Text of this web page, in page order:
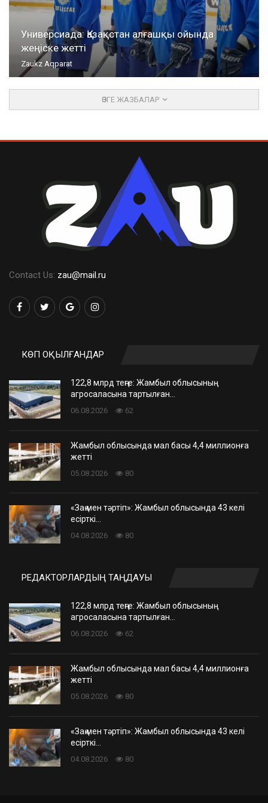
Универсиада: Қазақстан алғашқы ойында
жеңіске жетті
Zaukz Aqparat
ӨЗГЕ ЖАЗБАЛАР
Contact Us: zau@mail.ru
КӨП ОҚЫЛҒАНДАР
122,8 млрд теңге: Жамбыл облысының
агросаласына тартылған…
06.08.2026 62
Жамбыл облысында мал басы 4,4 миллионға
жетті
05.08.2026 80
«Заң мен тәртіп»: Жамбыл облысында 43 келі
есірткі…
04.08.2026 80
РЕДАКТОРЛАРДЫҢ ТАҢДАУЫ
122,8 млрд теңге: Жамбыл облысының
агросаласына тартылған…
06.08.2026 62
Жамбыл облысында мал басы 4,4 миллионға
жетті
05.08.2026 80
«Заң мен тәртіп»: Жамбыл облысында 43 келі
есірткі…
04.08.2026 80